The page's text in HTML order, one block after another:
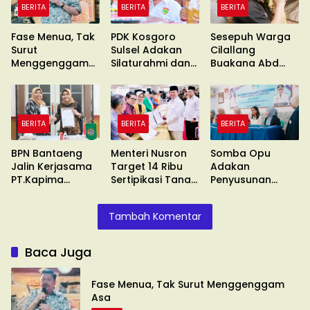
BERITA
Fase Menua, Tak
Surut
Menggenggam
BERITA
PDK Kosgoro
Sulsel Adakan
Silaturahmi dan
BERITA
Sesepuh Warga
Cilallang
Buakana Abd
Wafat
BERITA
BPN Bantaeng
Jalin Kerjasama
PT.Kapima
BERITA
Menteri Nusron
Target 14 Ribu
Sertipikasi Tanah
BERITA
Somba Opu
Adakan
Penyusunan
Pelayanan
Tambah Komentar
Baca Juga
Fase Menua, Tak Surut Menggenggam
Asa